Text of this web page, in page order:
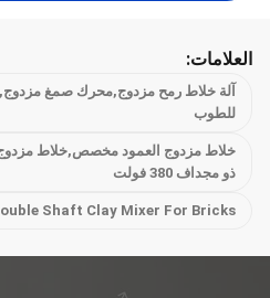
العلامات:
آلة خلاط رمح مزدوج,محرك صمغ
للطوب
خلاط مزدوج العمود مخصص,خلاط مزدوج
ذو مجداف 380 فولت
Shaft Clay Mixer For Bricks